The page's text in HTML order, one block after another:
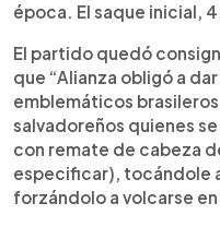
época. El saque inicial,
El partido quedó
que “Alianza obligó a
emblemáticos
salvadoreños quienes
con remate de cabeza
especificar), tocándole
forzándolo a volcarse